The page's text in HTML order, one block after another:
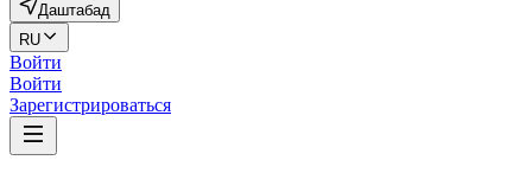
Даштабад
RU
Войти
Войти
Зарегистрироваться